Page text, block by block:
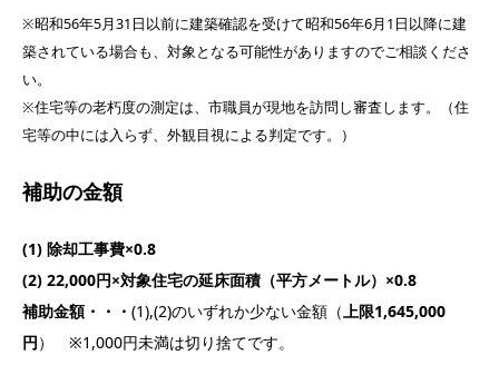
※昭和56年5月31日以前に建築確認を受けて昭和56年6月1日以降に建
築されている場合も、対象となる可能性がありますのでご相談くださ
い。
​※住宅等の老朽度の測定は、市職員が現地を訪問し審査します。（住
宅等の中には入らず、外観目視による判定です。）
補助の金額
(1) 除却工事費×0.8
(2) 22,000円×対象住宅の延床面積（平方メートル）×0.8
補助金額・・・ (1),(2)のいずれか少ない金額（ 上限1,645,000
円） ※1,000円未満は切り捨てです。